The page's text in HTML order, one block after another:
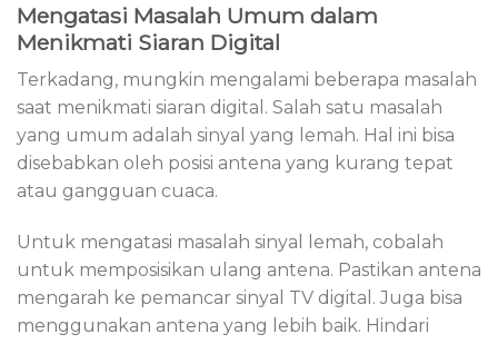
Mengatasi Masalah Umum dalam
Menikmati Siaran Digital
Terkadang, mungkin mengalami beberapa masalah
saat menikmati siaran digital. Salah satu masalah
yang umum adalah sinyal yang lemah. Hal ini bisa
disebabkan oleh posisi antena yang kurang tepat
atau gangguan cuaca.
Untuk mengatasi masalah sinyal lemah, cobalah
untuk memposisikan ulang antena. Pastikan antena
mengarah ke pemancar sinyal TV digital. Juga bisa
menggunakan antena yang lebih baik. Hindari